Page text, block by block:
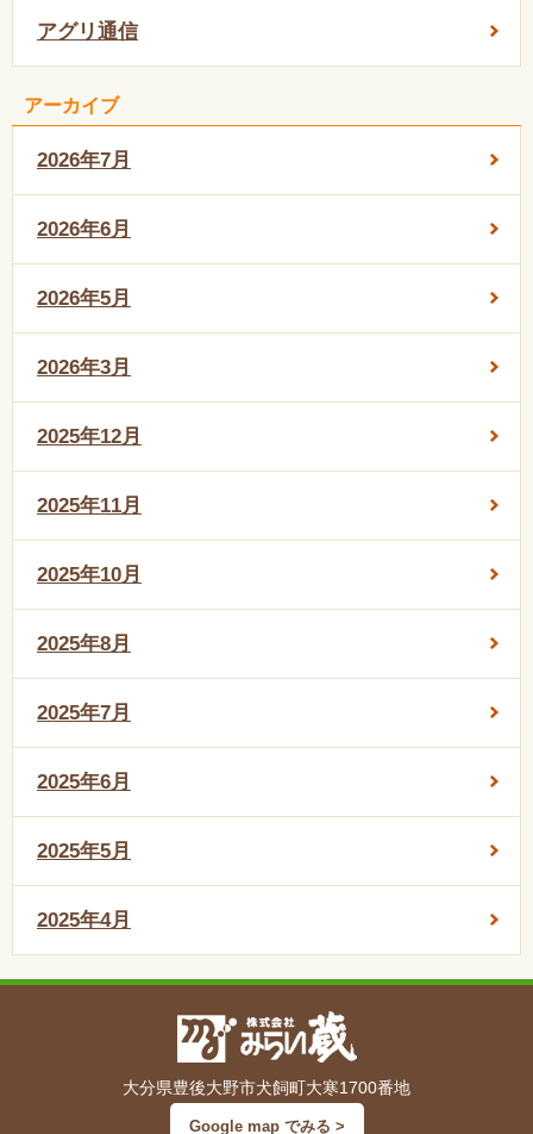
アグリ通信
アーカイブ
2026年7月
2026年6月
2026年5月
2026年3月
2025年12月
2025年11月
2025年10月
2025年8月
2025年7月
2025年6月
2025年5月
2025年4月
大分県豊後大野市犬飼町大寒1700番地
Google map でみる >